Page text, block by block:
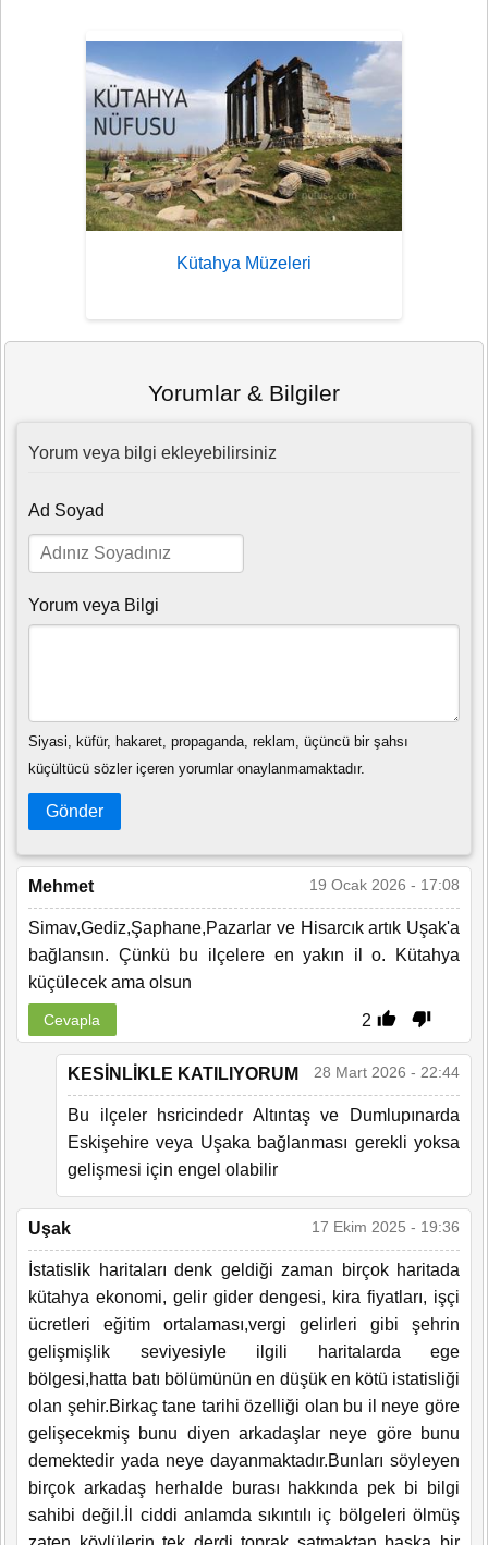
Kütahya Müzeleri
Yorumlar & Bilgiler
Yorum veya bilgi ekleyebilirsiniz
Ad Soyad
Yorum veya Bilgi
Siyasi, küfür, hakaret, propaganda, reklam, üçüncü bir şahsı
küçültücü sözler içeren yorumlar onaylanmamaktadır.
Gönder
Mehmet 19 Ocak 2026 - 17:08
Simav,Gediz,Şaphane,Pazarlar ve Hisarcık artık Uşak'a
bağlansın. Çünkü bu ilçelere en yakın il o. Kütahya
küçülecek ama olsun
2
Cevapla
KESİNLİKLE KATILIYORUM 28 Mart 2026 - 22:44
Bu ilçeler hsricindedr Altıntaş ve Dumlupınarda
Eskişehire veya Uşaka bağlanması gerekli yoksa
gelişmesi için engel olabilir
Uşak 17 Ekim 2025 - 19:36
İstatislik haritaları denk geldiği zaman birçok haritada
kütahya ekonomi, gelir gider dengesi, kira fiyatları, işçi
ücretleri eğitim ortalaması,vergi gelirleri gibi şehrin
gelişmişlik seviyesiyle ilgili haritalarda ege
bölgesi,hatta batı bölümünün en düşük en kötü istatisliği
olan şehir.Birkaç tane tarihi özelliği olan bu il neye göre
gelişecekmiş bunu diyen arkadaşlar neye göre bunu
demektedir yada neye dayanmaktadır.Bunları söyleyen
birçok arkadaş herhalde burası hakkında pek bi bilgi
sahibi değil.İl ciddi anlamda sıkıntılı iç bölgeleri ölmüş